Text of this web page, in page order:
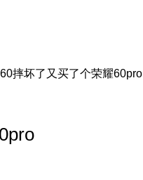
摔坏了又买了个荣耀60pro